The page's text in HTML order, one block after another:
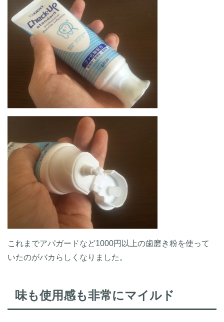
これまでアパガードなど1000円以上の歯磨き粉を使って
いたのがバカらしくなりました。
味も使用感も非常にマイルド